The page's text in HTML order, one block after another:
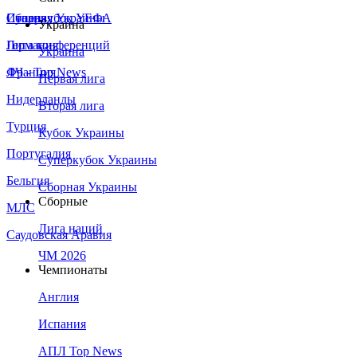
Сборная Украины
Италия
Германия
Франция
Нидерланды
Турция
Португалия
Бельгия
МЛС
Саудовская Аравия
Суперкубок УЕФА
Лига конференций
ЛЧ - Top News
Украина
Украина
Первая лига
Вторая лига
Кубок Украины
Суперкубок Украины
Сборная Украины
Сборные
Лига наций
ЧМ 2026
Чемпионаты
Англия
Испания
АПЛ Top News